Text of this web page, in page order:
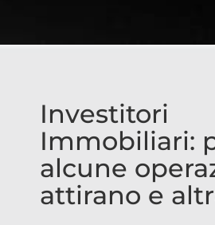
Investitori
Immobiliari:
alcune
attirano e